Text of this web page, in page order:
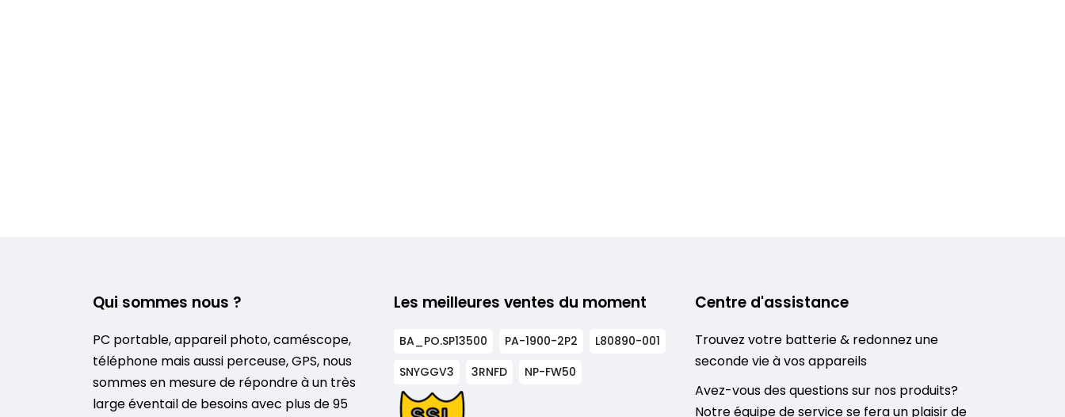
Qui sommes nous ?
PC portable, appareil photo, caméscope,
téléphone mais aussi perceuse, GPS, nous
sommes en mesure de répondre à un très
large éventail de besoins avec plus de 95
Les meilleures ventes du moment
BA_PO.SP13500 PA-1900-2P2
L80890-001
SNYGGV3
3RNFD NP-FW50
Centre d'assistance
Trouvez votre batterie & redonnez une
seconde vie à vos appareils
Avez-vous des questions sur nos produits?
Notre équipe de service se fera un plaisir de